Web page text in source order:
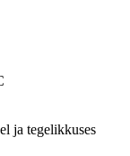
ja tegelikkuses